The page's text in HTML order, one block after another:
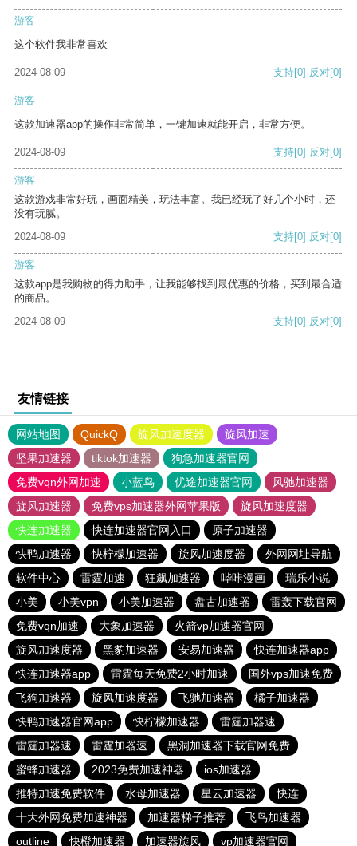
游客
这个软件我非常喜欢
2024-08-09 支持[0] 反对[0]
游客
这款加速器app的操作非常简单，一键加速就能开启，非常方便。
2024-08-09 支持[0] 反对[0]
游客
这款游戏非常好玩，画面精美，玩法丰富。我已经玩了好几个小时，还
没有玩腻。
2024-08-09
支持[0] 反对[0]
游客
这款app是我购物的得力助手，让我能够找到最优惠的价格，买到最合适
的商品。
2024-08-09
支持[0] 反对[0]
友情链接
网站地图 QuickQ 旋风加速度器
旋风加速
坚果加速器
tiktok加速器
狗急加速器官网
免费vqn外网加速
小蓝鸟 优途加速器官网
风驰加速器
旋风加速器
免费vps加速器外网苹果版
旋风加速度器
快连加速器
快连加速器官网入口
原子加速器
快鸭加速器
快柠檬加速器 旋风加速度器
外网网址导航
软件中心
雷霆加速 狂飙加速器 哔咔漫画
瑞乐小说
小美
小美vpn 小美加速器 盘古加速器
雷轰下载官网
免费vqn加速
大象加速器
火箭vp加速器官网
旋风加速度器
黑豹加速器 安易加速器
快连加速器app
快连加速器app
雷霆每天免费2小时加速
国外vps加速免费
飞狗加速器
旋风加速度器 飞驰加速器
橘子加速器
快鸭加速器官网app
快柠檬加速器
雷霆加器速
雷霆加器速
雷霆加器速
黑洞加速器下载官网免费
蜜蜂加速器
2023免费加速神器
ios加速器
推特加速免费软件
水母加速器 星云加速器
快连
十大外网免费加速神器
加速器梯子推荐
飞鸟加速器
outline
快橙加速器 加速器旋风 vp加速器官网